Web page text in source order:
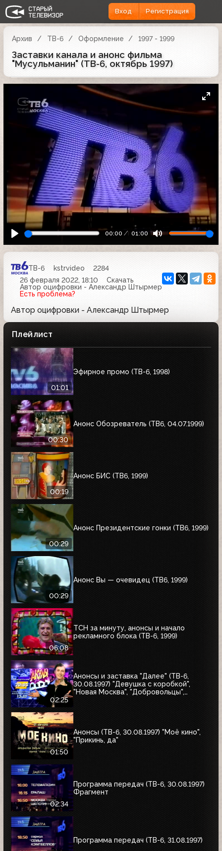
Вход Регистрация
Архив ТВ-6 Оформление 1997 - 1999
Заставки канала и анонс фильма
"Мусульманин" (ТВ-6, октябрь 1997)
00:00 01:00
ТВ-6 kstrvideo
2284
26 февраля 2022, 18:10
Скачать
Автор оцифровки - Александр Штырмер
Есть проблема?
Автор оцифровки - Александр Штырмер
Плейлист
01:01
Эфирное промо (ТВ-6, 1998)
00:30
Анонс Обозреватель (ТВ6, 04.07.1999)
00:19
Анонс БИС (ТВ6, 1999)
00:29
Анонс Президентские гонки (ТВ6, 1999)
00:29
Анонс Вы — очевидец (ТВ6, 1999)
06:08
ТСН за минуту, анонсы и начало
рекламного блока (ТВ-6, 1999)
02:25
Анонсы и заставка "Далее" (ТВ-6,
30.08.1997) "Девушка с коробкой",
"Новая Москва", "Добровольцы",
01:50
Анонсы (ТВ-6, 30.08.1997) "Моё кино",
"Прикинь, да"
02:34
Программа передач (ТВ-6, 30.08.1997)
Фрагмент
Программа передач (ТВ-6, 31.08.1997)